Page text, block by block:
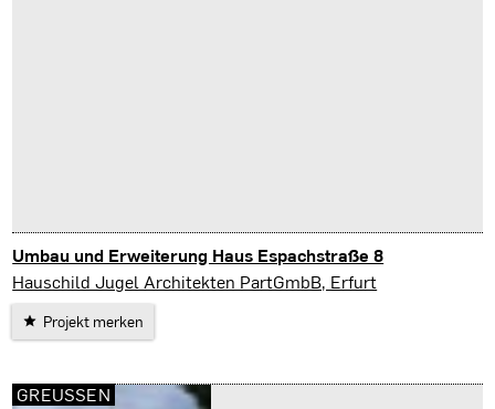
Umbau und Erweiterung Haus Espachstraße 8
Erfurt
Hauschild Jugel Architekten PartGmbB, Erfurt
Projekt merken
GREUSSEN